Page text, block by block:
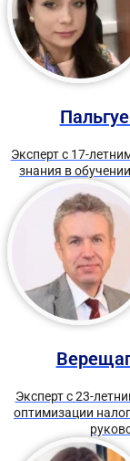
Эксперт с 17-
знания в
Эксперт с 23-
оптимизации